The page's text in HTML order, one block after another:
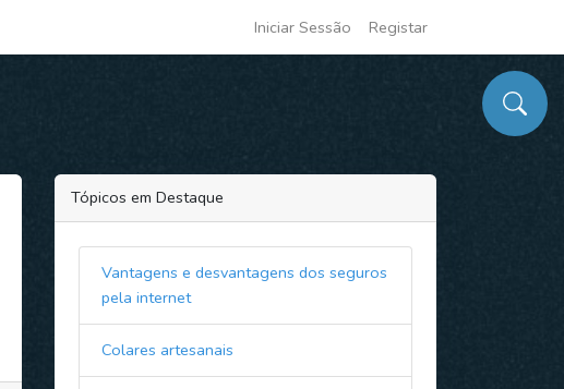
Iniciar Sessão Registar
Tópicos em Destaque
Vantagens e desvantagens dos seguros
pela internet
Colares artesanais